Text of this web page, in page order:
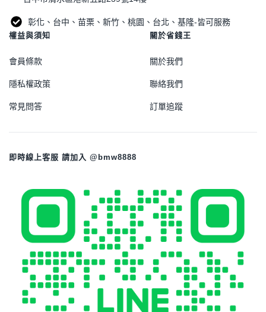
彰化、台中、苗栗、新竹、桃園、台北、基隆-皆可服務
權益與須知
會員條款
隱私權政策
常見問答
關於省錢王
關於我們
聯絡我們
訂單追蹤
即時線上客服 請加入 @bmw8888